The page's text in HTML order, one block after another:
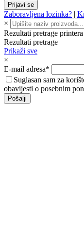
Prijavi se
Zaboravljena lozinka? |
×
Rezultati pretrage printera
Rezultati pretrage
Prikaži sve
×
E-mail adresa*
Suglasan sam za
obavijesti o posebnim